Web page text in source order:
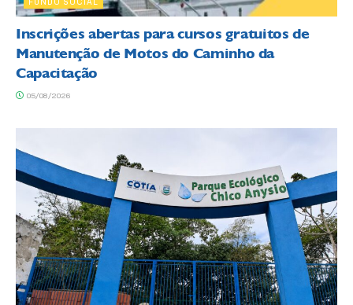
Inscrições abertas para cursos gratuitos de
Manutenção de Motos do Caminho da
Capacitação
05/08/2026